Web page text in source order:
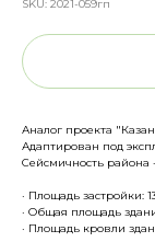
SKU: 2021-059гп
Аналог проекта
Адаптирован под
Сейсмичность района
· Площадь застройки:
· Общая площадь
· Площадь кровли